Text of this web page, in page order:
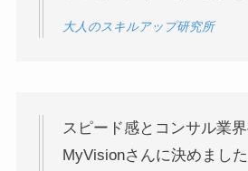
大人のスキルアップ研究所
スピード感とコンサル業
MyVisionさんに決めまし